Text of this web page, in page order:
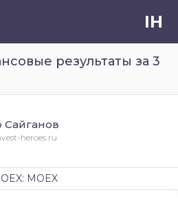
IH
результаты за 3
Сайганов
heroes.ru
MOEX